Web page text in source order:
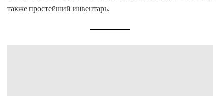
также простейший инвентарь.